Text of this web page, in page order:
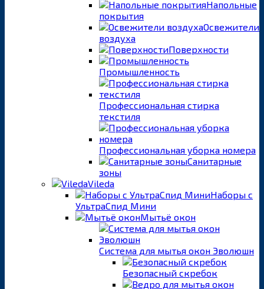
Напольные
покрытия
Освежители
воздуха
Поверхности
Промышленность
Профессиональная стирка
текстиля
Профессиональная уборка номера
Санитарные
зоны
Vileda
Наборы с
УльтраСпид Мини
Мытьё окон
Система для мытья окон Эволюшн
Безопасный скребок